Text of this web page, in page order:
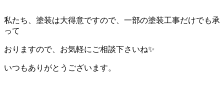
私たち、塗装は大得意ですので、一部の塗装工事だけでも承
って
おりますので、お気軽にご相談下さいね✨
いつもありがとうございます。